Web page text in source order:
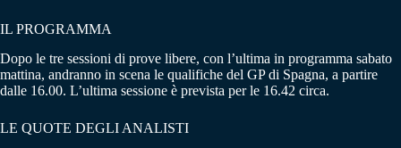
IL PROGRAMMA
Dopo le tre sessioni di prove libere, con l’ultima in programma sabato
mattina, andranno in scena le qualifiche del GP di Spagna, a partire
dalle 16.00. L’ultima sessione è prevista per le 16.42 circa.
LE QUOTE DEGLI ANALISTI